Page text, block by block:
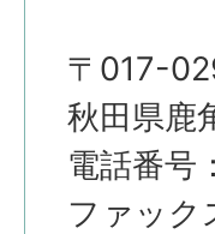
〒017-
秋田県鹿
電話番
ファッ